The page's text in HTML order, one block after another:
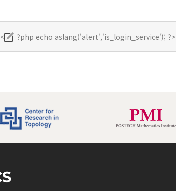
< ?php echo aslang('alert','is_login_service'); ?>